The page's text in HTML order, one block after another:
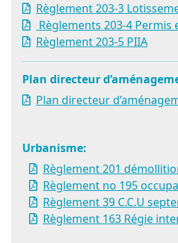
Règlement 203-3
Règlements 203-4 Permis
Règlement 203-5 PIIA
Plan directeur
Plan directeur
Urbanisme:
Règlement 201
Règlement no 195
Règlement 39 C.C.U
Règlement 163 Régie